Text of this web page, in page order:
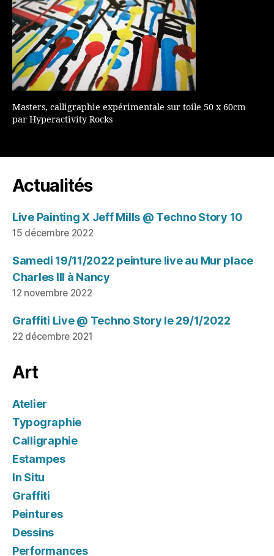
Masters, calligraphie expérimentale sur toile 50 x 60cm
par Hyperactivity Rocks
Actualités
Live Painting X Jeff Mills @ Techno Story 10
15 décembre 2022
Samedi 19/11/2022 peinture live au Mur place
Charles III à Nancy
12 novembre 2022
Graffiti Live @ Techno Story le 29/1/2022
22 décembre 2021
Art
Atelier
Typographie
Calligraphie
Estampes
In Situ
Graffiti
Peintures
Dessins
Performances